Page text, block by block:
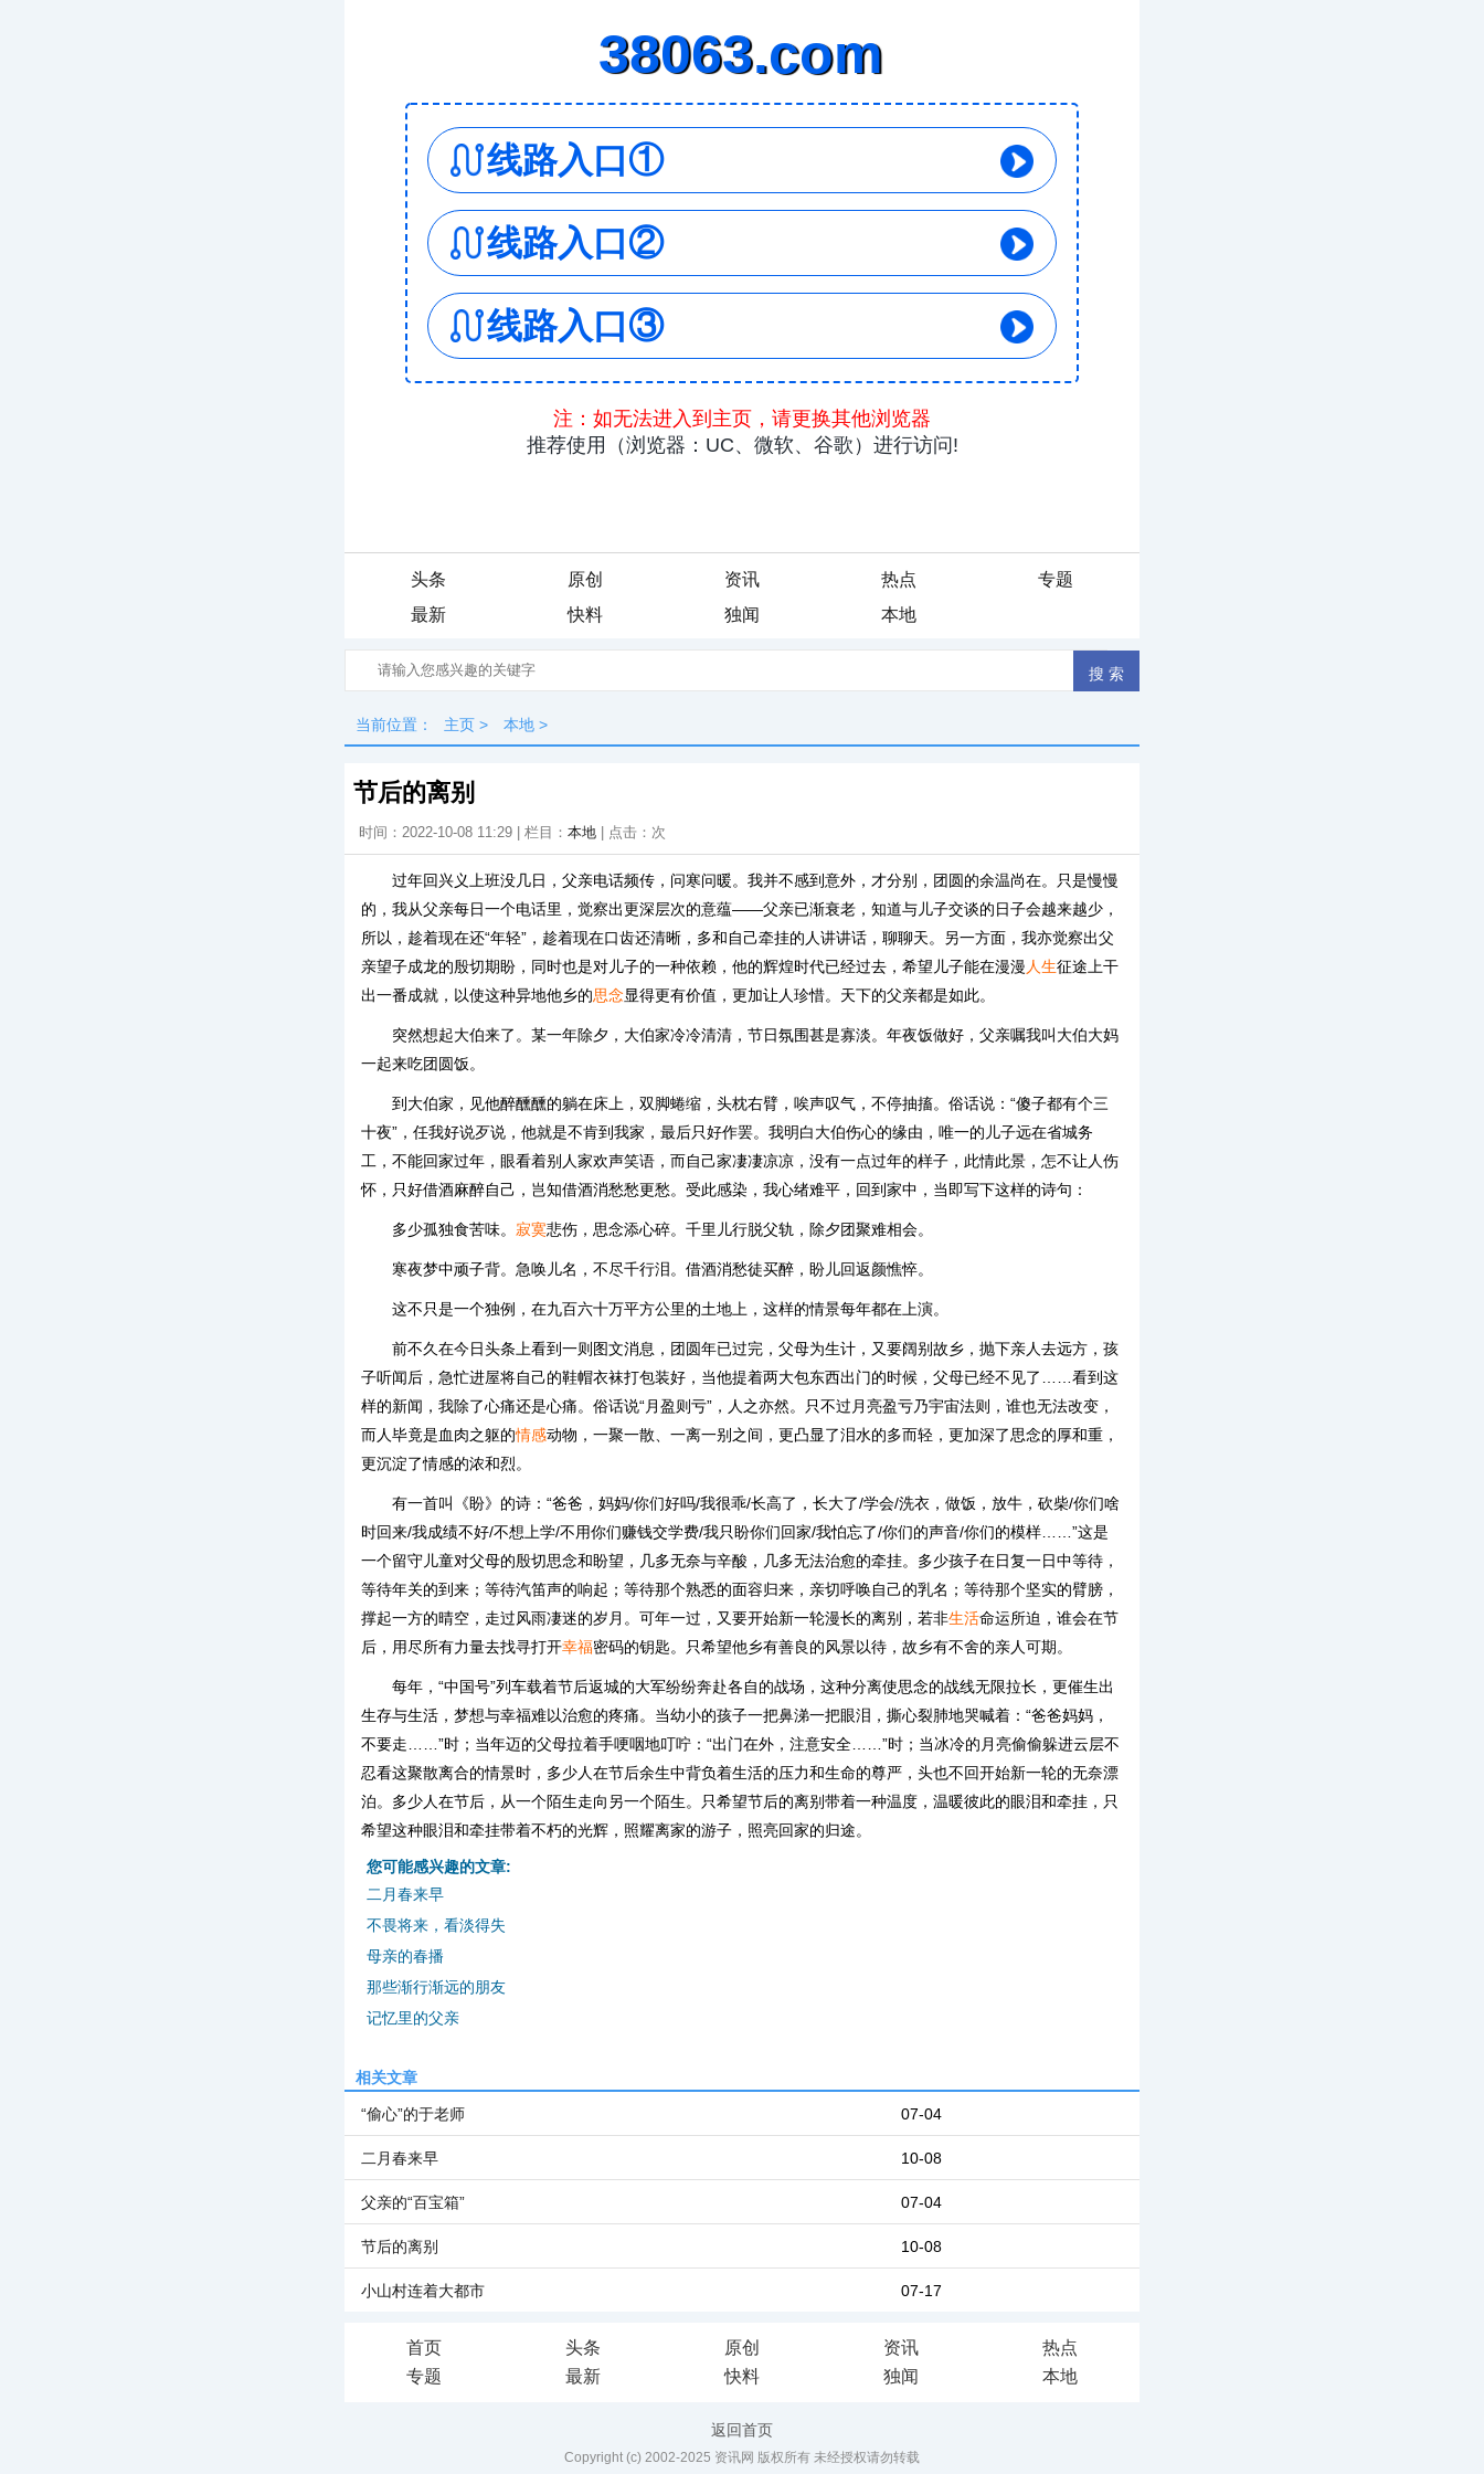
头条 原创 资讯 热点
专题
最新
快料 独闻 本地
当前位置： 主页 > 本地 >
节后的离别
时间：2022-10-08 11:29 | 栏目： 本地 | 点击： 次
过年回兴义上班没几日，父亲电话频传，问寒问暖。我并不感到意外，才分别，团圆的余温尚在。只是慢慢
的，我从父亲每日一个电话里，觉察出更深层次的意蕴——父亲已渐衰老，知道与儿子交谈的日子会越来越少，
所以，趁着现在还“年轻”，趁着现在口齿还清晰，多和自己牵挂的人讲讲话，聊聊天。另一方面，我亦觉察出父
亲望子成龙的殷切期盼，同时也是对儿子的一种依赖，他的辉煌时代已经过去，希望儿子能在漫漫 人生征途上干
出一番成就，以使这种异地他乡的思念显得更有价值，更加让人珍惜。天下的父亲都是如此。
突然想起大伯来了。某一年除夕，大伯家冷冷清清，节日氛围甚是寡淡。年夜饭做好，父亲嘱我叫大伯大妈
一起来吃团圆饭。
到大伯家，见他醉醺醺的躺在床上，双脚蜷缩，头枕右臂，唉声叹气，不停抽搐。俗话说：“傻子都有个三
十夜”，任我好说歹说，他就是不肯到我家，最后只好作罢。我明白大伯伤心的缘由，唯一的儿子远在省城务
工，不能回家过年，眼看着别人家欢声笑语，而自己家凄凄凉凉，没有一点过年的样子，此情此景，怎不让人伤
怀，只好借酒麻醉自己，岂知借酒消愁愁更愁。受此感染，我心绪难平，回到家中，当即写下这样的诗句：
多少孤独食苦味。 寂寞悲伤，思念添心碎。千里儿行脱父轨，除夕团聚难相会。
寒夜梦中顽子背。急唤儿名，不尽千行泪。借酒消愁徒买醉，盼儿回返颜憔悴。
这不只是一个独例，在九百六十万平方公里的土地上，这样的情景每年都在上演。
前不久在今日头条上看到一则图文消息，团圆年已过完，父母为生计，又要阔别故乡，抛下亲人去远方，孩
子听闻后，急忙进屋将自己的鞋帽衣袜打包装好，当他提着两大包东西出门的时候，父母已经不见了……看到这
样的新闻，我除了心痛还是心痛。俗话说“月盈则亏”，人之亦然。只不过月亮盈亏乃宇宙法则，谁也无法改变，
而人毕竟是血肉之躯的情感动物，一聚一散、一离一别之间，更凸显了泪水的多而轻，更加深了思念的厚和重，
更沉淀了情感的浓和烈。
有一首叫《盼》的诗：“爸爸，妈妈/你们好吗/我很乖/长高了，长大了/学会/洗衣，做饭，放牛，砍柴/你们啥
时回来/我成绩不好/不想上学/不用你们赚钱交学费/我只盼你们回家/我怕忘了/你们的声音/你们的模样……”这是
一个留守儿童对父母的殷切思念和盼望，几多无奈与辛酸，几多无法治愈的牵挂。多少孩子在日复一日中等待，
等待年关的到来；等待汽笛声的响起；等待那个熟悉的面容归来，亲切呼唤自己的乳名；等待那个坚实的臂膀，
撑起一方的晴空，走过风雨凄迷的岁月。可年一过，又要开始新一轮漫长的离别，若非生活命运所迫，谁会在节
后，用尽所有力量去找寻打开幸福密码的钥匙。只希望他乡有善良的风景以待，故乡有不舍的亲人可期。
每年，“中国号”列车载着节后返城的大军纷纷奔赴各自的战场，这种分离使思念的战线无限拉长，更催生出
生存与生活，梦想与幸福难以治愈的疼痛。当幼小的孩子一把鼻涕一把眼泪，撕心裂肺地哭喊着：“爸爸妈妈，
不要走……”时；当年迈的父母拉着手哽咽地叮咛：“出门在外，注意安全……”时；当冰冷的月亮偷偷躲进云层不
忍看这聚散离合的情景时，多少人在节后余生中背负着生活的压力和生命的尊严，头也不回开始新一轮的无奈漂
泊。多少人在节后，从一个陌生走向另一个陌生。只希望节后的离别带着一种温度，温暖彼此的眼泪和牵挂，只
希望这种眼泪和牵挂带着不朽的光辉，照耀离家的游子，照亮回家的归途。
您可能感兴趣的文章:
二月春来早
不畏将来，看淡得失
母亲的春播
那些渐行渐远的朋友
记忆里的父亲
相关文章
07-04
“偷心”的于老师
10-08
二月春来早
07-04
父亲的“百宝箱”
10-08
节后的离别
07-17
小山村连着大都市
首页 头条 原创 资讯
热点
专题
最新 快料 独闻 本地
返回首页
Copyright (c) 2002-2025 资讯网 版权所有 未经授权请勿转载